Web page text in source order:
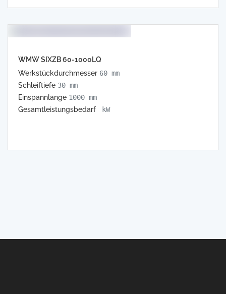
WMW SIXZB 60-1000LQ
Werkstückdurchmesser 60 mm
Schleiftiefe 30 mm
Einspannlänge 1000 mm
Gesamtleistungsbedarf
kW